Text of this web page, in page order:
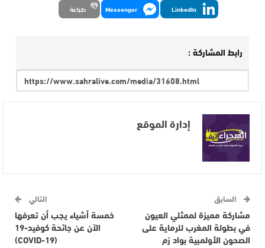
LinkedIn
Messenger طباعة
رابط المشاركة :
إدارة الموقع
السابق
مشاركة مميزة لممثلي العيون
في بطولة المغرب للرماية على
الصحون الأولمبية بواد زم
التالي
خمسة أشياء يجب أن تعرفها
الآن عن جائحة كوفيد-19
(COVID-19)